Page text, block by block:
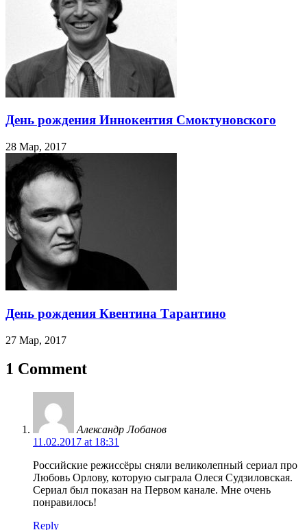
День рождения Иннокентия Смоктуновского
28 Мар, 2017
День рождения Квентина Тарантино
27 Мар, 2017
1 Comment
Александр Лобанов
11.02.2017 at 18:31
Российские режиссёры сняли великолепный сериал про
Любовь Орлову, которую сыграла Олеся Судзиловская.
Сериал был показан на Первом канале. Мне очень
понравилось!
Reply